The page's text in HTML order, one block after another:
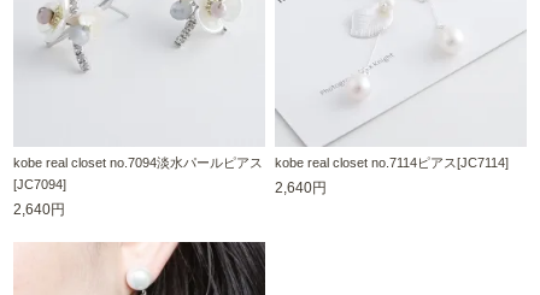
kobe real closet no.7094淡水パールピアス
[JC7094]
2,640円
kobe real closet no.7114ピアス[JC7114]
2,640円